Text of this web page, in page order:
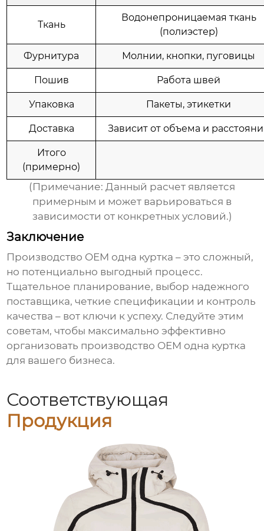
Ткань
Водонепроницаемая ткань
(полиэстер)
Фурнитура Молнии, кнопки, пуговицы
Пошив Работа швей
Упаковка Пакеты, этикетки
Доставка Зависит от объема и
Итого
(примерно)
(Примечание: Данный расчет является
примерным и может варьироваться в
зависимости от конкретных условий.)
Заключение
Производство OEM одна куртка – это сложный,
но потенциально выгодный процесс.
Тщательное планирование, выбор надежного
поставщика, четкие спецификации и контроль
качества – вот ключи к успеху. Следуйте этим
советам, чтобы максимально эффективно
организовать производство OEM одна куртка
для вашего бизнеса.
Соответствующая
Продукция